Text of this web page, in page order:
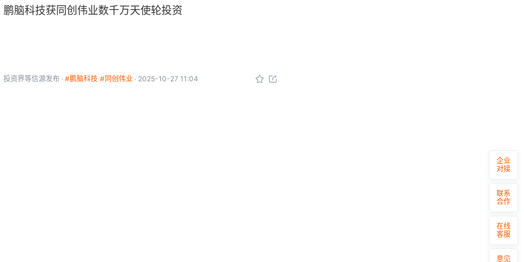
鹏脑科技获同创伟业数千万天使轮投资
投资界等信源发布 #鹏脑科技 #同创伟业 2025-10-27 11:04  
企业
对接
联系
合作
在线
客服
意见